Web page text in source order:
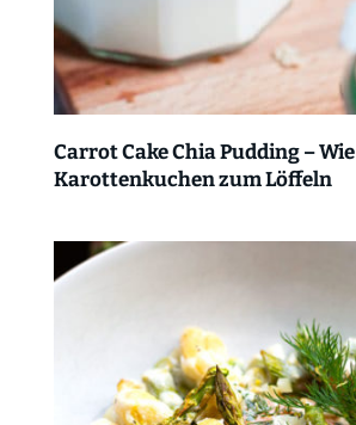
Carrot Cake Chia Pudding – Wie
Karottenkuchen zum Löffeln